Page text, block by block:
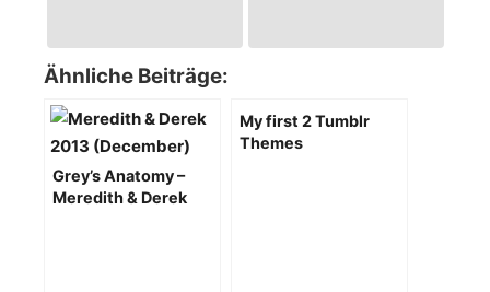
Ähnliche Beiträge:
Grey’s Anatomy –
Meredith & Derek
My first 2 Tumblr
Themes